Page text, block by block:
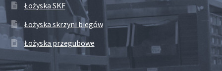
Łożyska SKF
Łożyska skrzyni biegów
Łożyska przegubowe